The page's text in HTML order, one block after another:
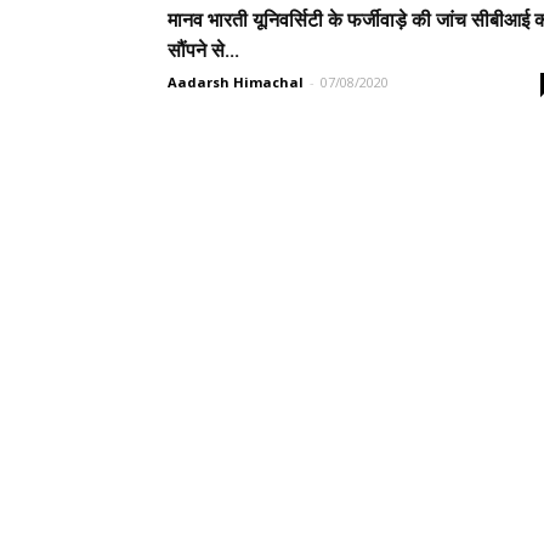
मानव भारती यूनिवर्सिटी के फर्जीवाड़े की जांच सीबीआई
सौंपने से...
Aadarsh Himachal - 07/08/2020